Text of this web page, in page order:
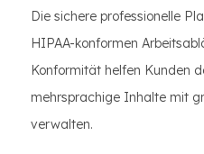
Die sichere professionelle
HIPAA-konformen
Konformität helfen Kunden
mehrsprachige Inhalte mit
verwalten.